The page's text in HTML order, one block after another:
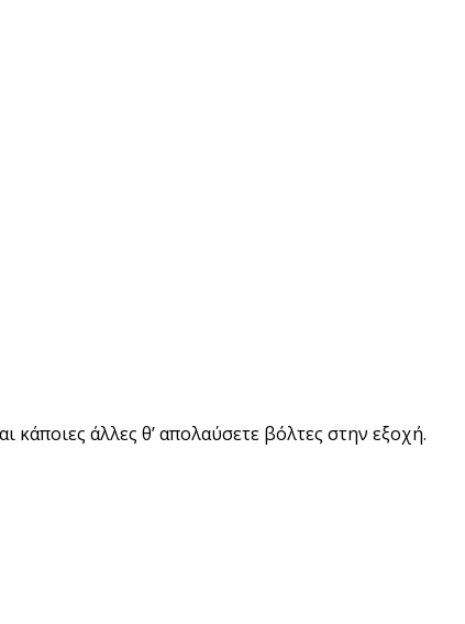
κάποιες άλλες θ’ απολαύσετε βόλτες στην εξοχή.